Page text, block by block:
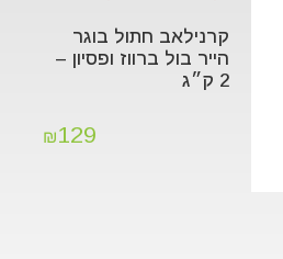
קרנילאב חתול בוגר
הייר בול ברווז ופסיון –
2 ק״ג
₪129